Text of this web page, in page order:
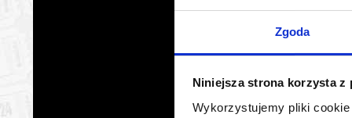
Zgoda
Niniejsza strona korzysta z
Wykorzystujemy pliki cookie